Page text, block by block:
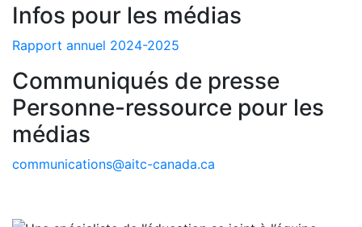
Infos pour les médias
Rapport annuel 2024-2025
Communiqués de presse
Personne-ressource pour les
médias
communications@aitc-canada.ca